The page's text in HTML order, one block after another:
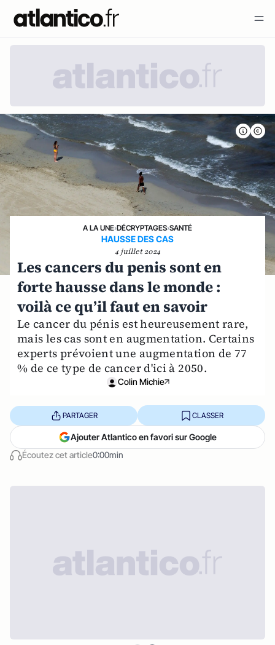
A LA UNE›DÉCRYPTAGES›SANTÉ
HAUSSE DES CAS
4 juillet 2024
Les cancers du penis sont en
forte hausse dans le monde :
voilà ce qu’il faut en savoir
Le cancer du pénis est heureusement rare,
mais les cas sont en augmentation. Certains
experts prévoient une augmentation de 77
% de ce type de cancer d'ici à 2050.
Colin Michie
Écoutez cet article0:00min
PARTAGER CLASSER
Ajouter Atlantico en favori sur Google